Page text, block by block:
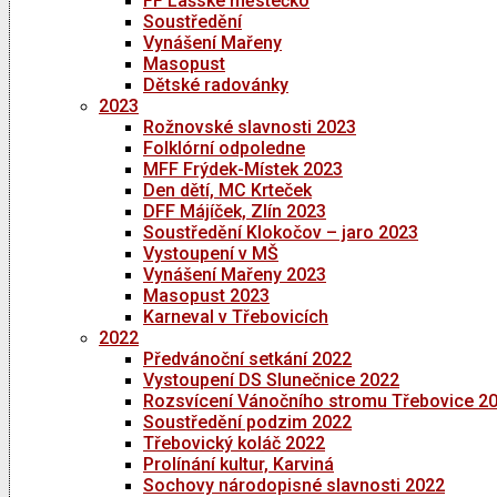
Soustředění
Vynášení Mařeny
Masopust
Dětské radovánky
2023
Rožnovské slavnosti 2023
Folklórní odpoledne
MFF Frýdek-Místek 2023
Den dětí, MC Krteček
DFF Májíček, Zlín 2023
Soustředění Klokočov – jaro 2023
Vystoupení v MŠ
Vynášení Mařeny 2023
Masopust 2023
Karneval v Třebovicích
2022
Předvánoční setkání 2022
Vystoupení DS Slunečnice 2022
Rozsvícení Vánočního stromu Třebovice
Soustředění podzim 2022
Třebovický koláč 2022
Prolínání kultur, Karviná
Sochovy národopisné slavnosti 2022